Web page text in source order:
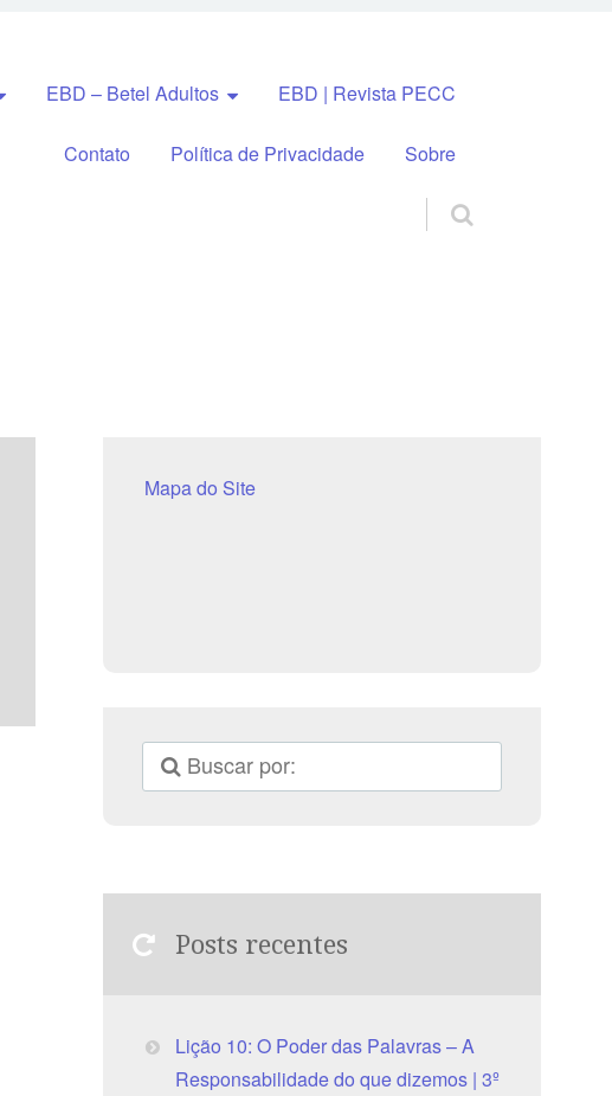
EBD – Betel Adultos EBD | Revista PECC
Contato Política de Privacidade Sobre
Mapa do Site
Posts recentes
Lição 10: O Poder das Palavras – A
Responsabilidade do que dizemos | 3º